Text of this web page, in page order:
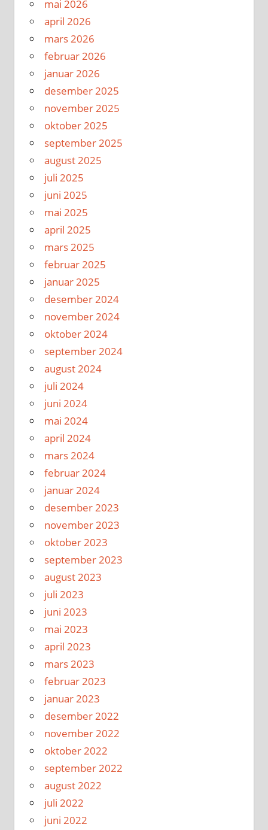
mai 2026
april 2026
mars 2026
februar 2026
januar 2026
desember 2025
november 2025
oktober 2025
september 2025
august 2025
juli 2025
juni 2025
mai 2025
april 2025
mars 2025
februar 2025
januar 2025
desember 2024
november 2024
oktober 2024
september 2024
august 2024
juli 2024
juni 2024
mai 2024
april 2024
mars 2024
februar 2024
januar 2024
desember 2023
november 2023
oktober 2023
september 2023
august 2023
juli 2023
juni 2023
mai 2023
april 2023
mars 2023
februar 2023
januar 2023
desember 2022
november 2022
oktober 2022
september 2022
august 2022
juli 2022
juni 2022